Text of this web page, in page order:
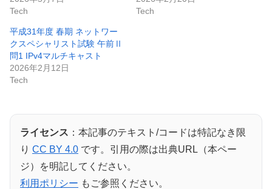
Tech
Tech
平成31年度 春期 ネットワー
クスペシャリスト試験 午前Ⅱ
問1 IPv4マルチキャスト
2026年2月12日
Tech
ライセンス ：本記事のテキスト/コードは特記なき限
り CC BY 4.0 です。引用の際は出典URL（本ペー
ジ）を明記してください。
利用ポリシー もご参照ください。